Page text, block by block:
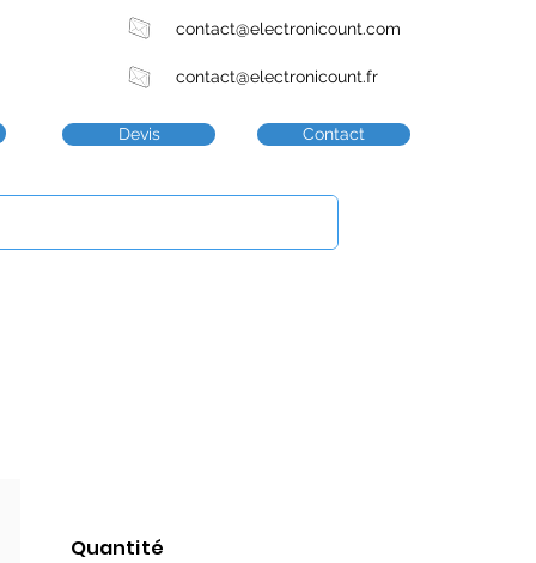
contact@electronicount.com
contact@electronicount.fr
Devis Contact
Quantité